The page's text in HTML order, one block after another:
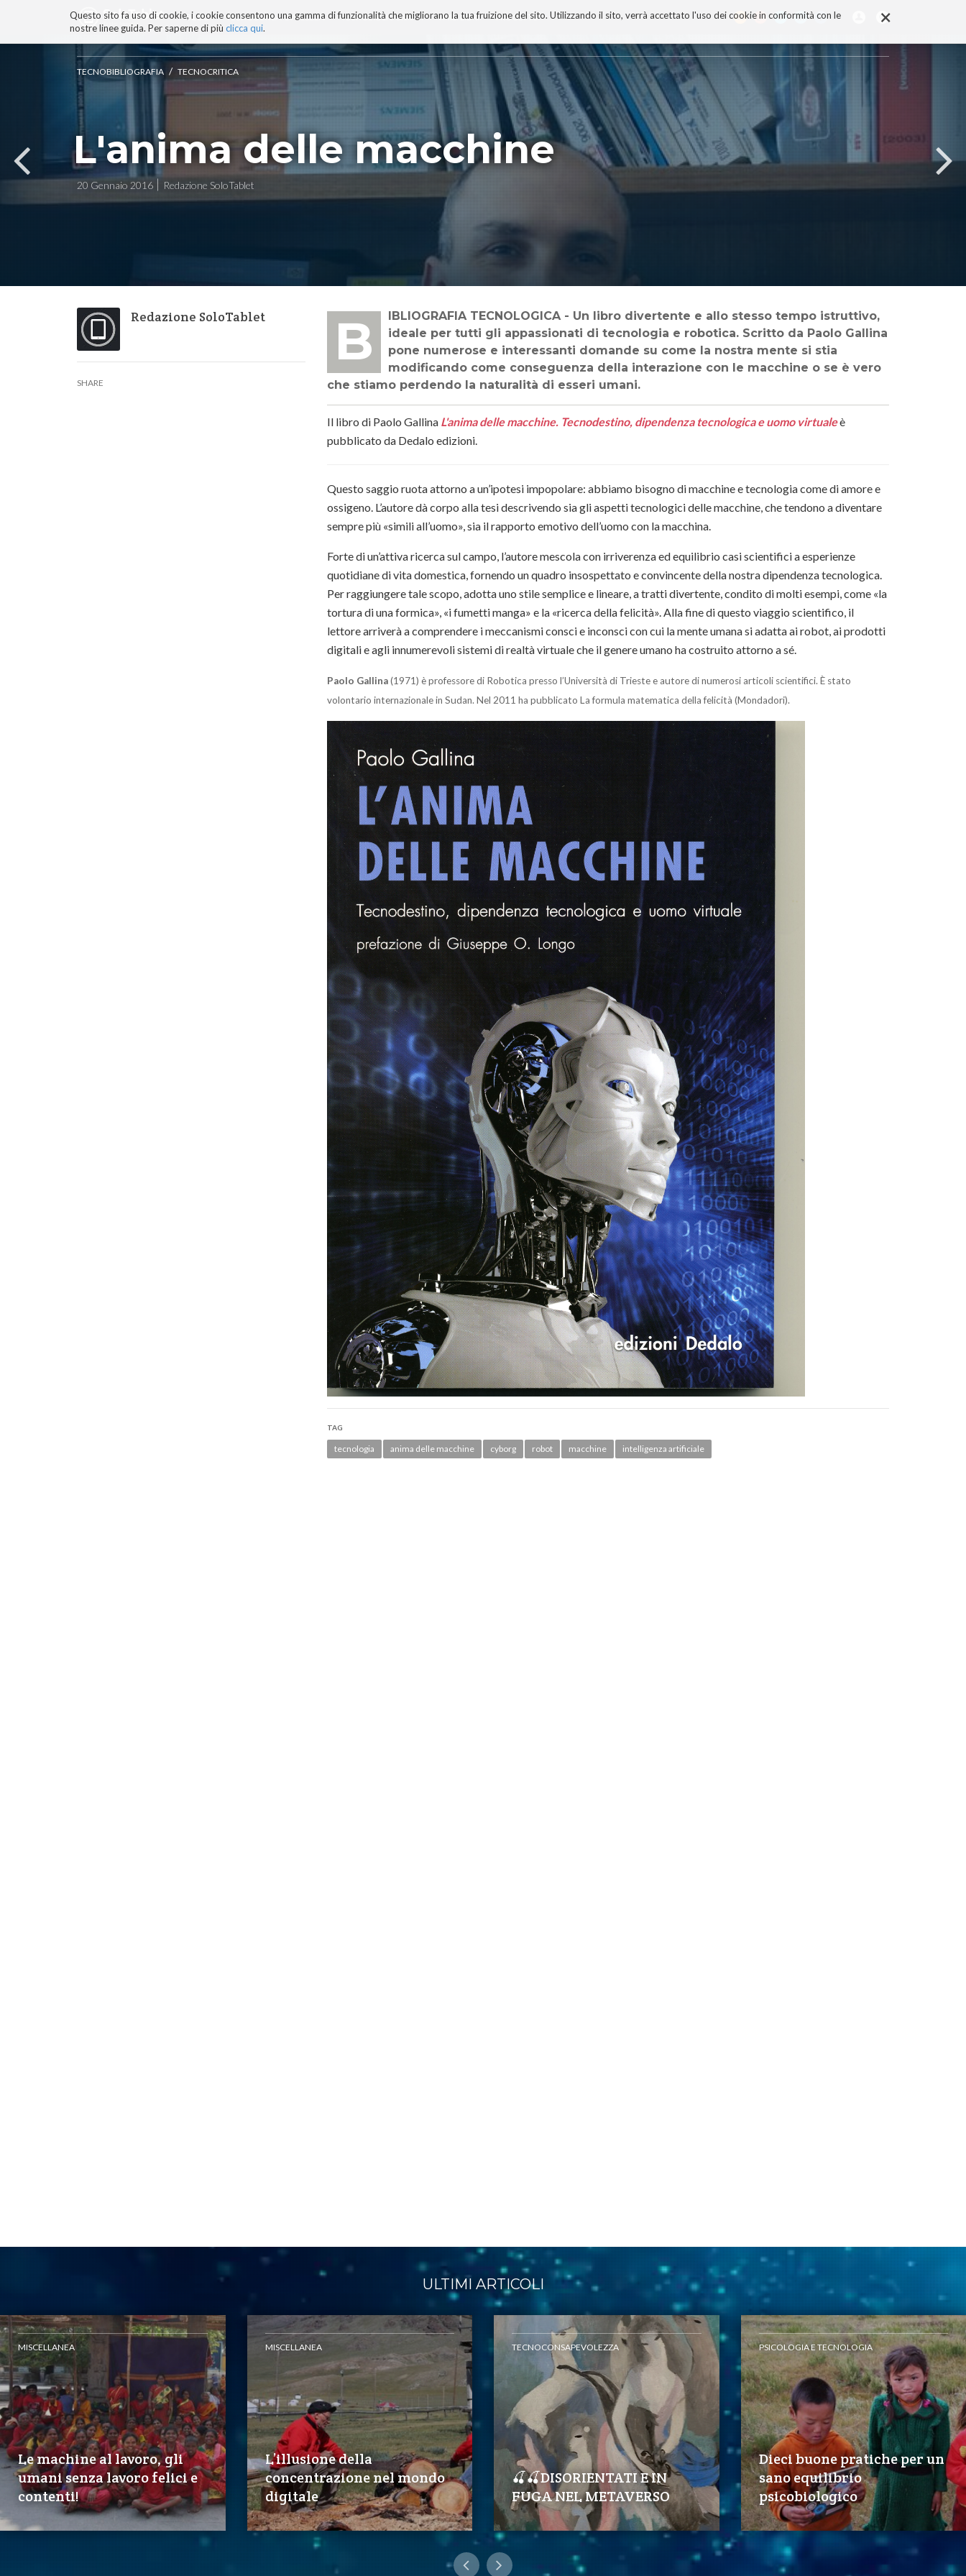
×
Questo sito fa uso di cookie, i cookie consentono una gamma di funzionalità che migliorano la tua fruizione del sito. Utilizzando il sito, verrà accettato l'uso dei cookie in conformità con le
nostre linee guida. Per saperne di più clicca qui.
BLOG TECNOCONSAPEVOLEZZA TECNOBIBLIOGRAFIA I MIEI LIBRI PROGETTO
ai
contenuti.
|
Salta
alla
navigazione
TECNOBIBLIOGRAFIA / TECNOCRITICA
L'anima delle macchine
20 Gennaio 2016 Redazione SoloTablet
Redazione SoloTablet
SHARE
BIBLIOGRAFIA TECNOLOGICA - Un libro divertente e allo stesso tempo istruttivo,
ideale per tutti gli appassionati di tecnologia e robotica. Scritto da Paolo Gallina
pone numerose e interessanti domande su come la nostra mente si stia
modificando come conseguenza della interazione con le macchine o se è vero
che stiamo perdendo la naturalità di esseri umani.
Il libro di Paolo Gallina L'anima delle macchine. Tecnodestino, dipendenza tecnologica e uomo virtualeè
pubblicato da Dedalo edizioni.
Questo saggio ruota attorno a un’ipotesi impopolare: abbiamo bisogno di macchine e tecnologia come di amore e
ossigeno. L’au­tore dà corpo alla tesi descrivendo sia gli aspetti tecnologici delle macchine, che tendono a diventare
sempre più «simili all’uomo», sia il rapporto emotivo dell’uomo con la macchina.
Forte di un’attiva ricerca sul campo, l’autore mescola con irriverenza ed equilibrio casi scientifici a esperienze
quotidiane di vita domestica, fornendo un quadro insospettato e convincente della nostra dipendenza tecnologica.
Per raggiungere ta­le scopo, adotta uno stile semplice e lineare, a trat­ti divertente, condito di molti esempi, come «la
tortura di una for­mi­ca», «i fumetti manga» e la «ricerca della felicità». Alla fine di questo viaggio scientifico, il
lettore arriverà a comprendere i meccani­­smi consci e inconsci con cui la mente uma­na si adatta ai robot, ai prodotti
digitali e agli innumerevoli sistemi di real­tà virtuale che il genere umano ha costruito attorno a sé.
Paolo Gallina(1971) è professore di Robotica presso l’Università di Trieste e autore di numerosi articoli scientifici. È stato
volontario internazionale in Sudan. Nel 2011 ha pubblicato La formula matematica della felicità (Mondadori).
TAG
tecnologia anima delle macchine cyborg robot macchine intelligenza artificiale
ULTIMI ARTICOLI
MISCELLANEA
Le machine al lavoro, gli
umani senza lavoro felici e
contenti!
MISCELLANEA
L’illusione della
concentrazione nel mondo
digitale
TECNOCONSAPEVOLEZZA
🍒🍒DISORIENTATI E IN
FUGA NEL METAVERSO
PSICOLOGIA E TECNOLOGIA
Dieci buone pratiche per un
sano equilibrio
psicobiologico